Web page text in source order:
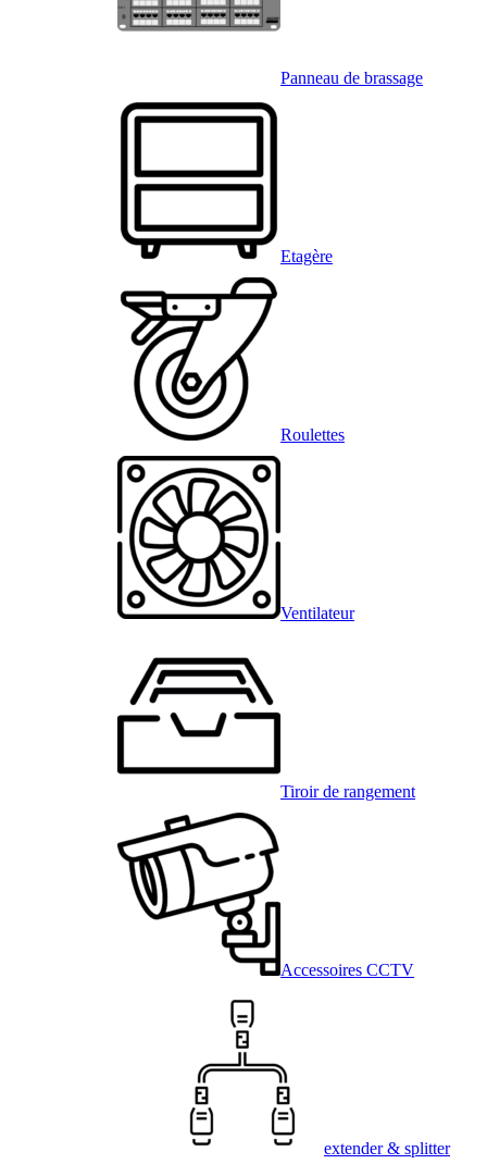
Panneau de brassage
Etagère
Roulettes
Ventilateur
Tiroir de rangement
Accessoires CCTV
extender & splitter